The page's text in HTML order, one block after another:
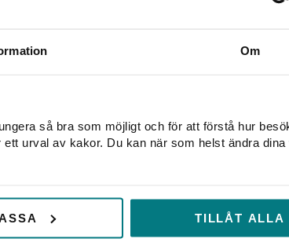
Om
så bra som möjligt och för att förstå hur
urval av kakor. Du kan när som helst ändra dina
TILLÅT ALLA
EG av den 17 juni 2008 om
område.
EG av den 16 december 2008 om
och senare upphävande av rådets
EEG, samt om ändring av
EU av den 13 december 2011 om
projekt. Se även direktiv 1985/337/EEG